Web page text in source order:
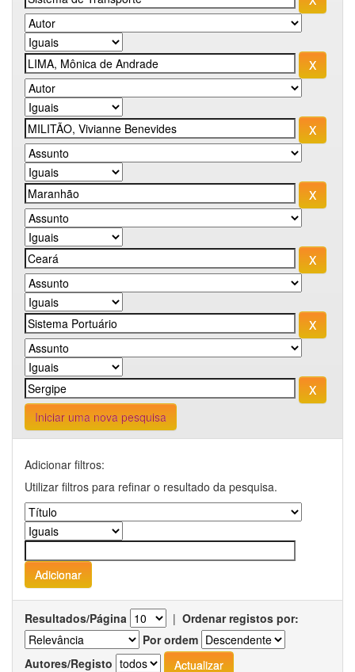
Iniciar uma nova pesquisa
Adicionar filtros:
Utilizar filtros para refinar o resultado da pesquisa.
Resultados/Página | Ordenar registos por:
Por ordem
Autores/Registo